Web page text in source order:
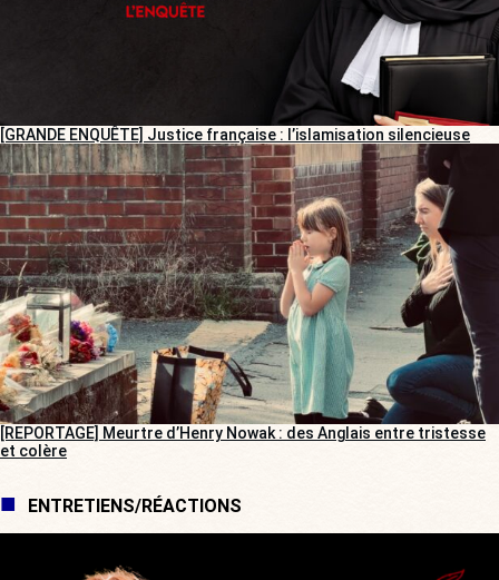
[GRANDE ENQUÊTE] Justice française : l’islamisation silencieuse
[REPORTAGE] Meurtre d’Henry Nowak : des Anglais entre tristesse
et colère
ENTRETIENS/RÉACTIONS